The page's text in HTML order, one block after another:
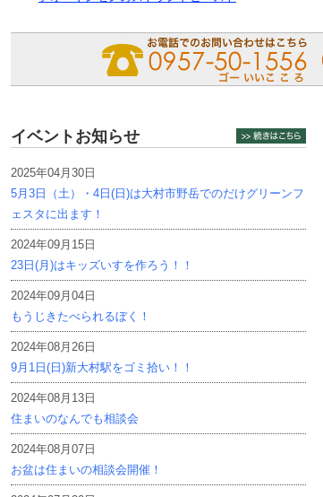
イベントお知らせ
2025年04月30日
5月3日（土）・4日(日)は大村市野岳でのだけグリーンフ
ェスタに出ます！
2024年09月15日
23日(月)はキッズいすを作ろう！！
2024年09月04日
もうじきたべられるぼく！
2024年08月26日
9月1日(日)新大村駅をゴミ拾い！！
2024年08月13日
住まいのなんでも相談会
2024年08月07日
お盆は住まいの相談会開催！